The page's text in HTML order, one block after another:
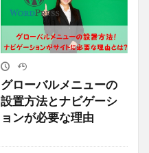
グローバルメニューの
設置方法とナビゲーシ
ョンが必要な理由